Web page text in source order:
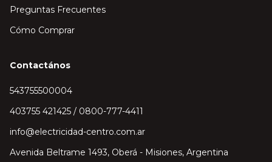
Preguntas Frecuentes
Cómo Comprar
Contactános
543755500004
403755 421425 / 0800-777-4411
info@electricidad-centro.com.ar
Avenida Beltrame 1493, Oberá - Misiones, Argentina